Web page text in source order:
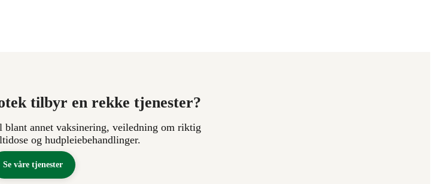
tilbyr en rekke tjenester?
annet vaksinering, veiledning om riktig
og hudpleiebehandlinger.
Se våre tjenester